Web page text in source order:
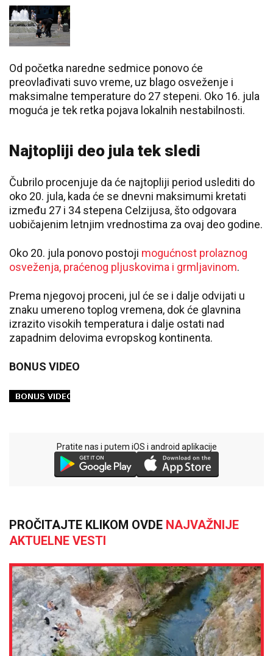
Od početka naredne sedmice ponovo će
preovlađivati suvo vreme, uz blago osveženje i
maksimalne temperature do 27 stepeni. Oko 16. jula
moguća je tek retka pojava lokalnih nestabilnosti.
Najtopliji deo jula tek sledi
Čubrilo procenjuje da će najtopliji period uslediti do
oko 20. jula, kada će se dnevni maksimumi kretati
između 27 i 34 stepena Celzijusa, što odgovara
uobičajenim letnjim vrednostima za ovaj deo godine.
Oko 20. jula ponovo postoji mogućnost prolaznog
osveženja, praćenog pljuskovima i grmljavinom.
Prema njegovoj proceni, jul će se i dalje odvijati u
znaku umereno toplog vremena, dok će glavnina
izrazito visokih temperatura i dalje ostati nad
zapadnim delovima evropskog kontinenta.
BONUS VIDEO
Pratite nas i putem iOS i android aplikacije
PROČITAJTE KLIKOM OVDE NAJVAŽNIJE
AKTUELNE VESTI